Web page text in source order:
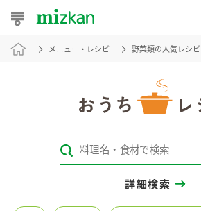
おうちレシピ
レシピカテゴリ一覧
メニュー・レシピ 野菜類の人気レシピ
詳細検索